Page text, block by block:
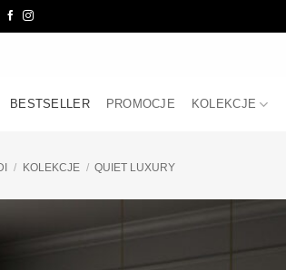
BESTSELLER PROMOCJE KOLEKCJE
/ KOLEKCJE / QUIET LUXURY